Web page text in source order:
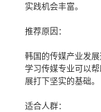
实践机会丰富。
推荐原因：
韩国的传媒产业发
学习传媒专业可以
展打下坚实的基础。
适合人群：